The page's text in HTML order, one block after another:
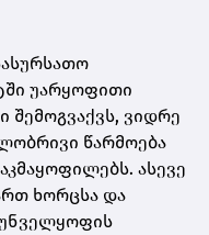
უარყოფითი
შემოგვაქვს, ვიდრე
წარმოება
ასევე
ხორცსა და